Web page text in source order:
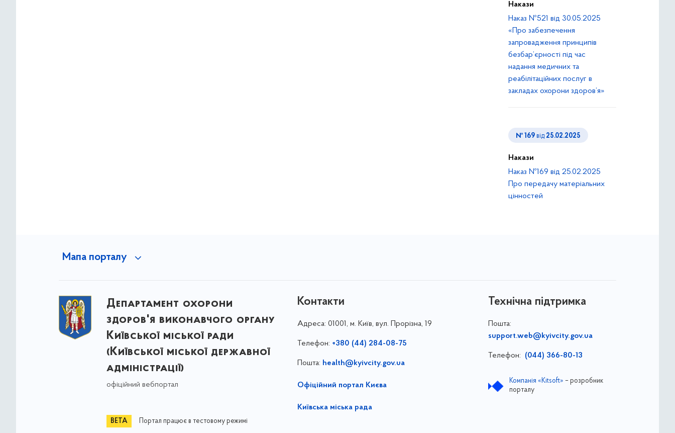
Накази
Наказ №521 від 30.05.2025
«Про забезпечення
запровадження принципів
безбар’єрності під час
надання медичних та
реабілітаційних послуг в
закладах охорони здоров’я»
№ 169 від 25.02.2025
Накази
Наказ №169 від 25.02.2025
Про передачу матеріальних
цінностей
Мапа порталу
Департамент охорони
здоров'я виконавчого органу
Київської міської ради
(Київської міської державної
адміністрації)
офіційний вебпортал
Портал працює в тестовому режимі
Контакти
Адреса: 01001, м. Київ, вул. Прорізна, 19
Телефон: +380 (44) 284-08-75
Пошта: health@kyivcity.gov.ua
Офіційний портал Києва
Київська міська рада
Технічна підтримка
Пошта:
support.web@kyivcity.gov.ua
Телефон: (044) 366-80-13
Компанія «Kitsoft» – розробник
порталу